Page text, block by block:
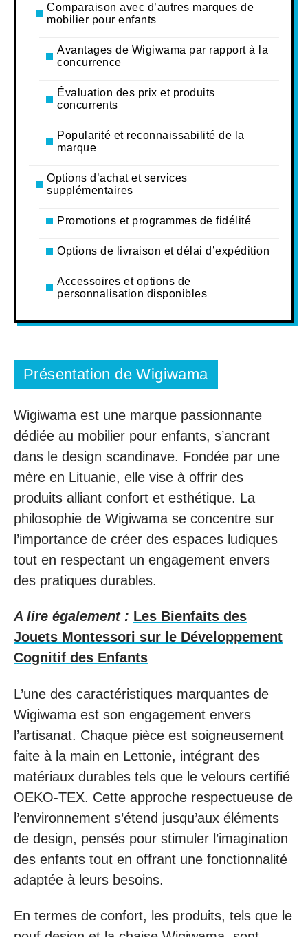
Comparaison avec d’autres marques de
mobilier pour enfants
Avantages de Wigiwama par rapport à la
concurrence
Évaluation des prix et produits
concurrents
Popularité et reconnaissabilité de la
marque
Options d’achat et services
supplémentaires
Promotions et programmes de fidélité
Options de livraison et délai d’expédition
Accessoires et options de
personnalisation disponibles
Présentation de Wigiwama
Wigiwama est une marque passionnante
dédiée au mobilier pour enfants, s’ancrant
dans le design scandinave. Fondée par une
mère en Lituanie, elle vise à offrir des
produits alliant confort et esthétique. La
philosophie de Wigiwama se concentre sur
l’importance de créer des espaces ludiques
tout en respectant un engagement envers
des pratiques durables.
A lire également : Les Bienfaits des
Jouets Montessori sur le Développement
Cognitif des Enfants
L’une des caractéristiques marquantes de
Wigiwama est son engagement envers
l’artisanat. Chaque pièce est soigneusement
faite à la main en Lettonie, intégrant des
matériaux durables tels que le velours certifié
OEKO-TEX. Cette approche respectueuse de
l’environnement s’étend jusqu’aux éléments
de design, pensés pour stimuler l’imagination
des enfants tout en offrant une fonctionnalité
adaptée à leurs besoins.
En termes de confort, les produits, tels que le